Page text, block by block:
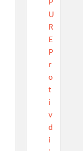
U
R
E
P
r
o
t
i
v
d
i